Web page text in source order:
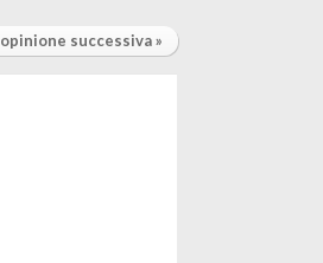
opinione successiva »